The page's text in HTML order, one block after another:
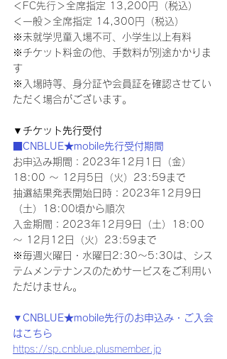
＜FC先行＞全席指定 13,200円（税込）
＜一般＞全席指定 14,300円（税込）
※未就学児童入場不可、小学生以上有料
※チケット料金の他、手数料が別途かかりま
す
※入場時等、身分証や会員証を確認させてい
ただく場合がございます。
▼チケット先行受付
■CNBLUE★mobile先行受付期間
お申込み期間：2023年12月1日（金）
18:00 ～ 12月5日（火）23:59まで
抽選結果発表開始日時：2023年12月9日
（土）18:00頃から順次
入金期間：2023年12月9日（土）18:00
～ 12月12日（火）23:59まで
※毎週火曜日・水曜日2:30～5:30は、シス
テムメンテナンスのためサービスをご利用い
ただけません。
▼CNBLUE★mobile先行のお申込み・ご入会
はこちら
https://sp.cnblue.plusmember.jp